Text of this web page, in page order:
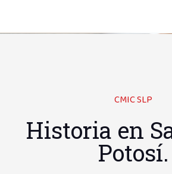
CMIC SLP
Historia en
Potosí.